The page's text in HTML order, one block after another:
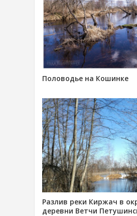
Половодье на Кошинке
Разлив реки Киржач в
деревни Ветчи